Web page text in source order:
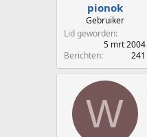
pionok
Gebruiker
Lid geworden
5 mrt 2004
Berichten
241
W